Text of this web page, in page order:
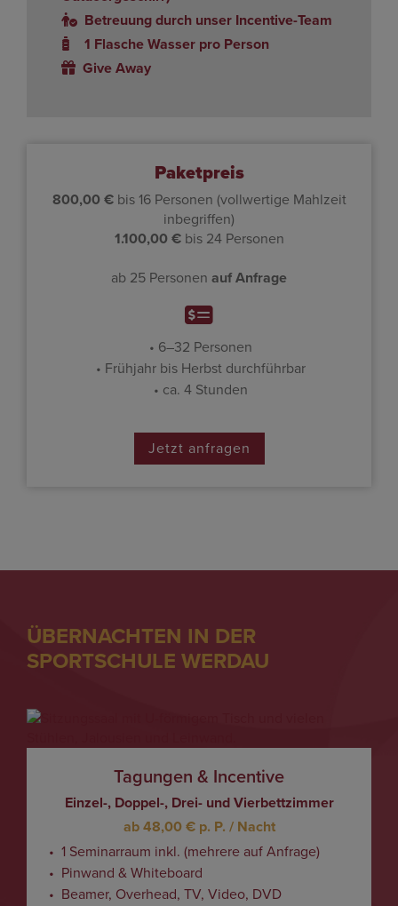
Betreuung durch unser Incen­tive-Team
1 Flasche Wasser pro Person
Give Away
Paketpreis
800,00 €bis 16 Personen (voll­wer­tige Mahl­zeit
inbe­griffen)
1.100,00 €bis 24 Personen
ab 25 Personen auf Anfrage
6–32 Personen
Früh­jahr bis Herbst durch­führbar
ca. 4 Stunden
Jetzt anfragen
ÜBERNACHTEN IN DER
SPORTSCHULE WERDAU
Tagungen & Incentive
Einzel-, Doppel-, Drei- und Vierbettzimmer
ab 48,00 € p. P. / Nacht
1 Seminarraum inkl. (mehrere auf Anfrage)
Pinwand & Whiteboard
Beamer, Overhead, TV, Video, DVD